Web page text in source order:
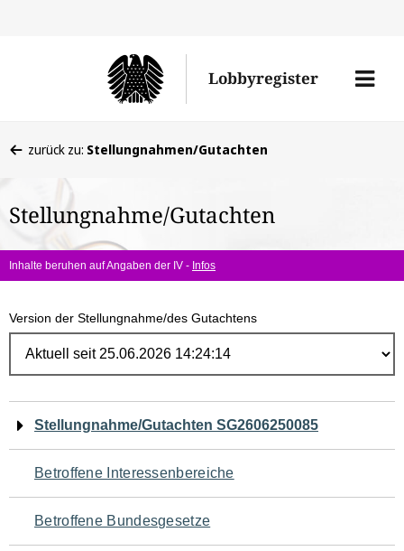
Lobbyregister
Menü
befinden
hier:
zurück zu: Stellungnahmen/Gutachten
Stellungnahme/Gutachten
Inhalte beruhen auf Angaben der IV - Infos
Version der Stellungnahme/des Gutachtens
Navigation
für
den
Seiteninhalt
Stellungnahme/Gutachten SG2606250085
Betroffene Interessenbereiche
Betroffene Bundesgesetze